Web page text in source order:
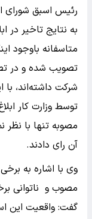
رئیس اسبق شورای
متاسفانه باوجود
تصویب شده و در
شرکت داشته‌اند،
توسط وزارت کار
مصوبه تنها با نظر
آن رای دادند.
وی با اشاره به
مصوب و ناتوانی
گفت: واقعیت این